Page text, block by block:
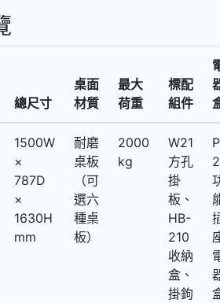
總尺寸
桌面
材質
最大
荷重
標配
組件
1500W
×
787D
×
1630H
mm
耐磨
桌板
（可
選六
種桌
板）
2000
kg
W21
方孔
掛
板、
HB-
210
收納
盒、
掛鉤